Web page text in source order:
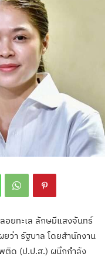
อยทะเล ลักษมีแสงจันทร์
ว่า รัฐบาล โดยสำนักงาน
ติด (ป.ป.ส.) ผนึกกำลัง